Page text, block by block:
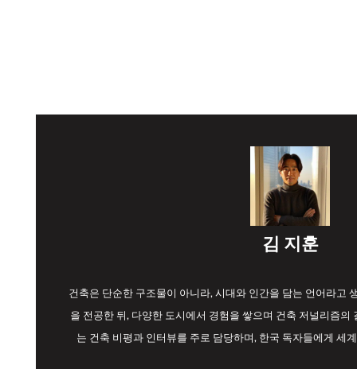
김 지훈
건축은 단순한 구조물이 아니라, 시대와 인간을 담는 언어라고
을 전공한 뒤, 다양한 도시에서 경험을 쌓으며 건축 저널리즘의
는 건축 비평과 인터뷰를 주로 담당하며, 한국 독자들에게 세